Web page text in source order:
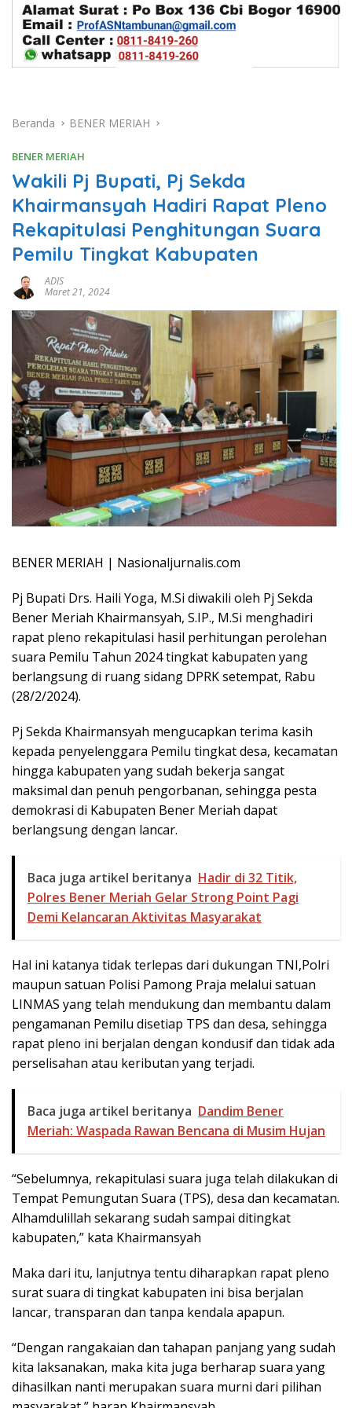
Beranda BENER MERIAH
BENER MERIAH
Wakili Pj Bupati, Pj Sekda
Khairmansyah Hadiri Rapat Pleno
Rekapitulasi Penghitungan Suara
Pemilu Tingkat Kabupaten
ADIS
Maret 21, 2024
BENER MERIAH | Nasionaljurnalis.com
Pj Bupati Drs. Haili Yoga, M.Si diwakili oleh Pj Sekda
Bener Meriah Khairmansyah, S.IP., M.Si menghadiri
rapat pleno rekapitulasi hasil perhitungan perolehan
suara Pemilu Tahun 2024 tingkat kabupaten yang
berlangsung di ruang sidang DPRK setempat, Rabu
(28/2/2024).
Pj Sekda Khairmansyah mengucapkan terima kasih
kepada penyelenggara Pemilu tingkat desa, kecamatan
hingga kabupaten yang sudah bekerja sangat
maksimal dan penuh pengorbanan, sehingga pesta
demokrasi di Kabupaten Bener Meriah dapat
berlangsung dengan lancar.
Baca juga artikel beritanya Hadir di 32 Titik,
Polres Bener Meriah Gelar Strong Point Pagi
Demi Kelancaran Aktivitas Masyarakat
Hal ini katanya tidak terlepas dari dukungan TNI,Polri
maupun satuan Polisi Pamong Praja melalui satuan
LINMAS yang telah mendukung dan membantu dalam
pengamanan Pemilu disetiap TPS dan desa, sehingga
rapat pleno ini berjalan dengan kondusif dan tidak ada
perselisahan atau keributan yang terjadi.
Baca juga artikel beritanya Dandim Bener
Meriah: Waspada Rawan Bencana di Musim Hujan
“Sebelumnya, rekapitulasi suara juga telah dilakukan di
Tempat Pemungutan Suara (TPS), desa dan kecamatan.
Alhamdulillah sekarang sudah sampai ditingkat
kabupaten,” kata Khairmansyah
Maka dari itu, lanjutnya tentu diharapkan rapat pleno
surat suara di tingkat kabupaten ini bisa berjalan
lancar, transparan dan tanpa kendala apapun.
“Dengan rangakaian dan tahapan panjang yang sudah
kita laksanakan, maka kita juga berharap suara yang
dihasilkan nanti merupakan suara murni dari pilihan